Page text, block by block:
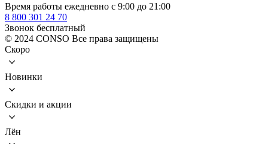
Время работы ежедневно с 9:00 до 21:00
8 800 301 24 70
Звонок бесплатный
© 2024 CONSO Все права защищены
Скоро
Новинки
Скидки и акции
Лён